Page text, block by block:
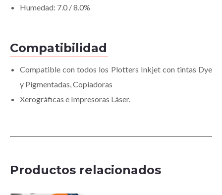
Humedad: 7.0 / 8.0%
Compatibilidad
Compatible con todos los Plotters Inkjet con tintas Dye
y Pigmentadas, Copiadoras
Xerográficas e Impresoras Láser.
Productos relacionados